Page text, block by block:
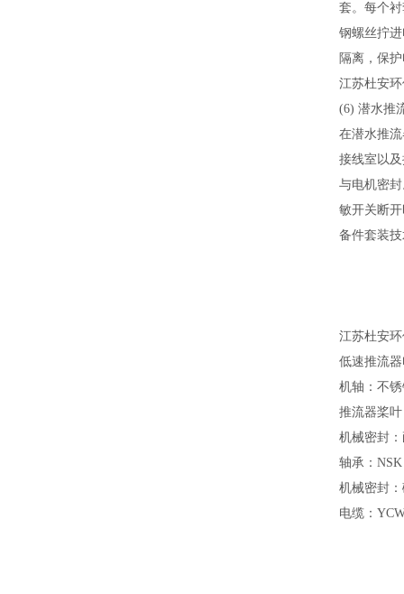
套。每个
钢螺丝拧
隔离，保
江苏杜安
(6) 潜水推
在潜水推流
接线室以
与电机密
敏开关断
备件套装
江苏杜安
低速推流
机轴：不
推流器桨
机械密封
轴承： NSK
机械密封
电缆：